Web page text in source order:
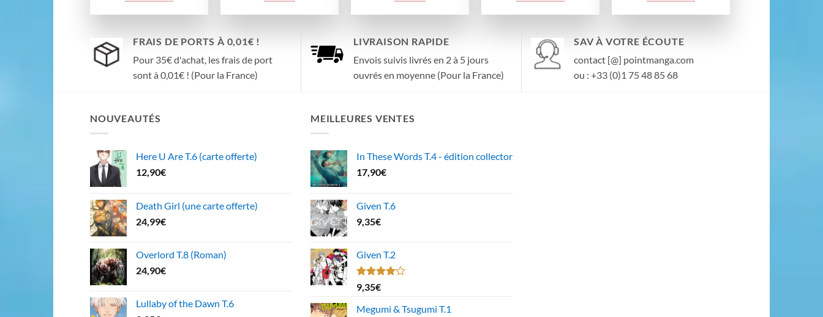
FRAIS DE PORTS À 0,01€ !
Pour 35€ d'achat, les frais de port
sont à 0,01€ ! (Pour la France)
LIVRAISON RAPIDE
Envois suivis livrés en 2 à 5 jours
ouvrés en moyenne (Pour la France)
SAV À VOTRE ÉCOUTE
contact [@] pointmanga.com
ou : +33 (0)1 75 48 85 68
NOUVEAUTÉS
Here U Are T.6 (carte offerte)
12,90€
Death Girl (une carte offerte)
24,99€
Overlord T.8 (Roman)
24,90€
Lullaby of the Dawn T.6
MEILLEURES VENTES
In These Words T.4 - édition collector
17,90€
Given T.6
9,35€
Given T.2
Note
4.00
5
9,35€
Megumi & Tsugumi T.1